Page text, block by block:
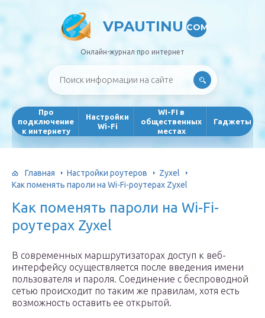
VPAUTINU COM
Онлайн-журнал про интернет
Про
подключение
к интернету
Настройки
Wi-Fi
WI-FI в
общественных
местах
Гаджеты
Главная Настройки роутеров
Zyxel
Как поменять пароли на Wi-Fi-роутерах Zyxel
Как поменять пароли на Wi-Fi-
роутерах Zyxel
В современных маршрутизаторах доступ к веб-
интерфейсу осуществляется после введения имени
пользователя и пароля. Соединение с беспроводной
сетью происходит по таким же правилам, хотя есть
возможность оставить ее открытой.